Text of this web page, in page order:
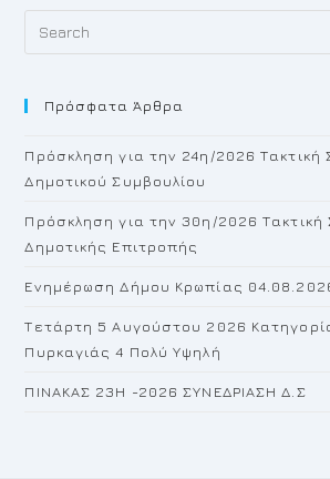
Πρόσφατα Άρθρα
Πρόσκληση για την 24η/2026 Τακτική
Δημοτικού Συμβουλίου
Πρόσκληση για την 30η/2026 Τακτική
Δημοτικής Επιτροπής
Ενημέρωση Δήμου Κρωπίας
Τετάρτη 5 Αυγούστου 2026
Πυρκαγιάς 4 Πολύ Υψηλή
ΠΙΝΑΚΑΣ 23H -2026 ΣΥΝΕΔΡΙΑΣΗ Δ.Σ